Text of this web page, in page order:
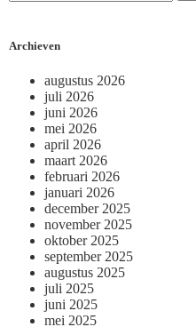
Archieven
augustus 2026
juli 2026
juni 2026
mei 2026
april 2026
maart 2026
februari 2026
januari 2026
december 2025
november 2025
oktober 2025
september 2025
augustus 2025
juli 2025
juni 2025
mei 2025